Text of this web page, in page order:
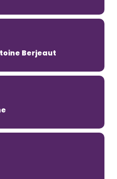
Berjeaut